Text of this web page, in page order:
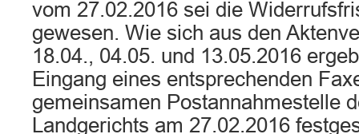
vom 27.02.2016 sei die
gewesen. Wie sich aus den
18.04., 04.05. und 13.05.2016
Eingang eines entsprechenden
gemeinsamen Postannahmestelle
Landgerichts am 27.02.2016